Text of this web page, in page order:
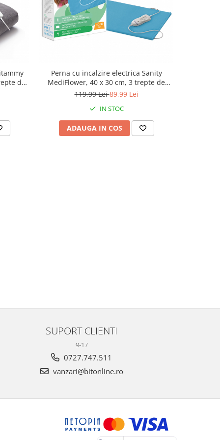
de
Perna cu incalzire electrica Sanity
MediFlower, 40 x 30 cm, 3 trepte de
incalzire, material placut, lavabil,
119,99 Lei89,99 Lei
IN STOC
ADAUGA IN COS
SUPORT CLIENTI
9-17
0727.747.511
vanzari@bitonline.ro